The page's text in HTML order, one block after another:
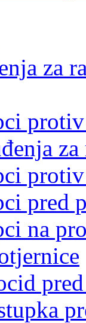
za
pred
na